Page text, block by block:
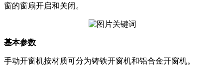
窗的窗扇开启和关闭。
基本参数
手动开窗机按材质可分为铸铁开窗机和铝合金开窗机。